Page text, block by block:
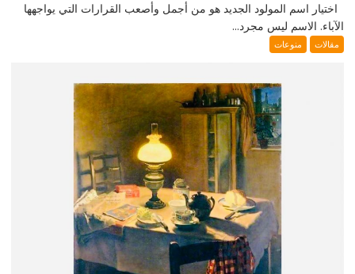
اختيار اسم المولود الجديد هو من أجمل وأصعب القرارات التي يواجهها
الآباء. الاسم ليس مجرد...
مقالات منوعات